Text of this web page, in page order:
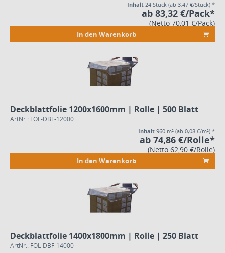
Inhalt 24 Stück (ab 3,47 €/Stück) *
ab 83,32 €/Pack*
(Netto 70,01 €/Pack)
In den Warenkorb
Deckblattfolie 1200x1600mm | Rolle | 500 Blatt
ArtNr.: FOL-DBF-12000
Inhalt 960 m² (ab 0,08 €/m²) *
ab 74,86 €/Rolle*
(Netto 62,90 €/Rolle)
In den Warenkorb
Deckblattfolie 1400x1800mm | Rolle | 250 Blatt
ArtNr.: FOL-DBF-14000